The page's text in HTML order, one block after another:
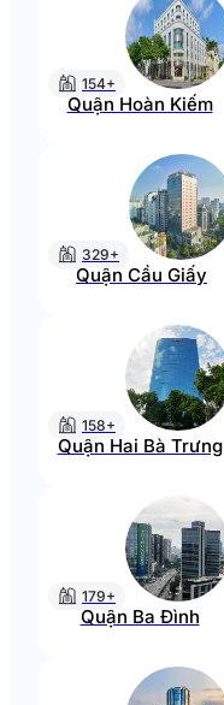
154+
Quận Hoàn Kiếm
329+
Quận Cầu Giấy
158+
Quận Hai Bà Trưng
179+
Quận Ba Đình